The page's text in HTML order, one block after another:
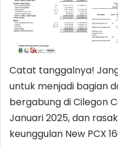
Catat tanggalnya!
untuk menjadi bagian
bergabung di Cilegon
Januari 2025, dan
keunggulan New PCX